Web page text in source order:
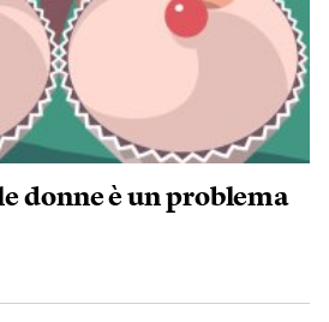
donne è un problema